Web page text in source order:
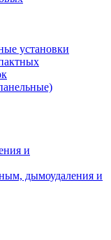
установки
и
дымоудаления и